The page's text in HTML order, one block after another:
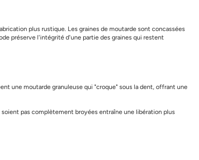
plus rustique. Les graines de moutarde sont concassées
préserve l'intégrité d'une partie des graines qui restent
une moutarde granuleuse qui "croque" sous la dent, offrant une
pas complètement broyées entraîne une libération plus